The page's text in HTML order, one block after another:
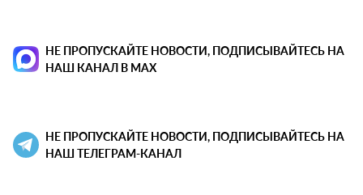
НЕ ПРОПУСКАЙТЕ НОВОСТИ, ПОДПИСЫВАЙТЕСЬ НА
НАШ КАНАЛ В MAX
НЕ ПРОПУСКАЙТЕ НОВОСТИ, ПОДПИСЫВАЙТЕСЬ НА
НАШ ТЕЛЕГРАМ-КАНАЛ